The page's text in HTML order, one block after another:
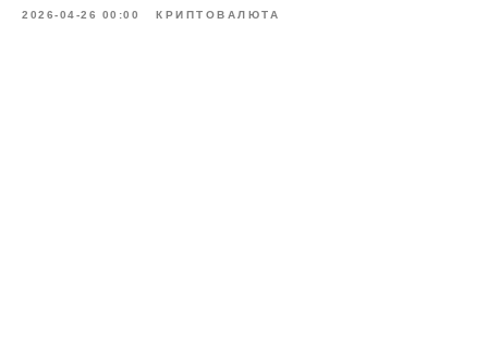
2026-04-26 00:00 КРИПТОВАЛЮТА